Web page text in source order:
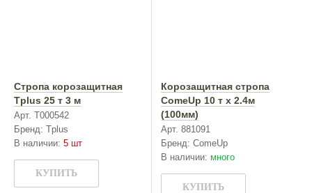
Стропа корозащитная
Tplus 25 т 3 м
Арт. Т000542
Бренд: Tplus
В наличии: 5 шт
КУПИТЬ
Корозащитная стропа
ComeUp 10 т х 2.4м
(100мм)
Арт. 881091
Бренд: ComeUp
В наличии: много
КУПИТЬ